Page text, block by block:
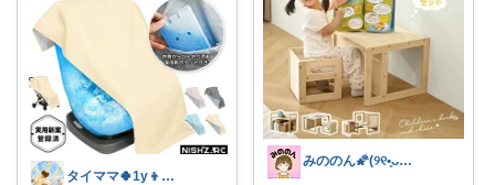
タイママ🍀1y👦のママ
みののん🌠(୨୧•͈ᴗ•͈)感謝♡